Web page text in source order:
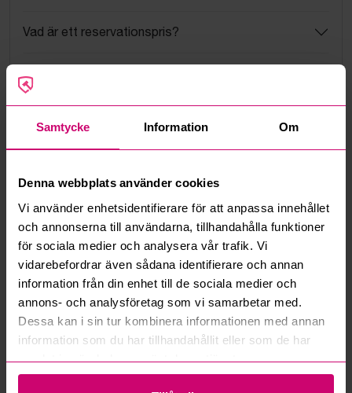
Samtycke Information Om
Denna webbplats använder cookies
Vi använder enhetsidentifierare för att anpassa innehållet
och annonserna till användarna, tillhandahålla funktioner
för sociala medier och analysera vår trafik. Vi
vidarebefordrar även sådana identifierare och annan
information från din enhet till de sociala medier och
annons- och analysföretag som vi samarbetar med.
Dessa kan i sin tur kombinera informationen med annan
information som du har tillhandahållit eller som de har
samlat in när du har använt deras tjänster.
Vad är ett reservationspris?
Hur fungerar maxbud?
Läs fler frågor och svar
Mer från samma kategori